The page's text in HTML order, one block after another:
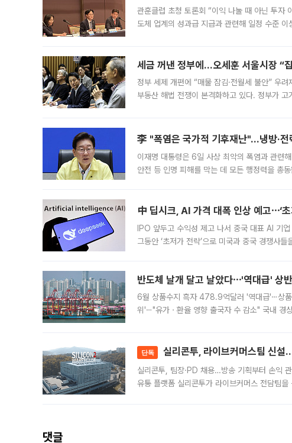
관훈클럽 초청 토론회 “이익 나눌 때 아닌 투자
도체 업계의 성과급 지급과 관련해 일정 수준
세금 꺼낸 정부에…오세훈 서울시장 “
정부 세제 개편에 “매물 잠김·전월세 불안” 우
부동산 해법 전쟁이 본격화하고 있다. 정부가
李 "폭염은 국가적 기후재난"…냉방·
이재명 대통령은 6일 사상 최악의 폭염과 관련
안전 등 인명 피해를 막는 데 모든 행정력을 총
中 딥시크, AI 가격 대폭 인상 예고⋯‘초
IPO 앞두고 수익성 제고 나서 중국 대표 AI 기
그동안 ‘초저가 전략’으로 미국과 중국 경쟁사
반도체 날개 달고 날았다⋯'역대급' 상
6월 상품수지 흑자 478.9억달러 '역대급'⋯상
위'⋯"유가ㆍ환율 영향 출국자 수 감소" 국내 경
단독 실리콘투, 라이브커머스팀 신설
실리콘투, 팀장·PD 채용…방송 기획부터 손익
유통 플랫폼 실리콘투가 라이브커머스 전담팀
댓글